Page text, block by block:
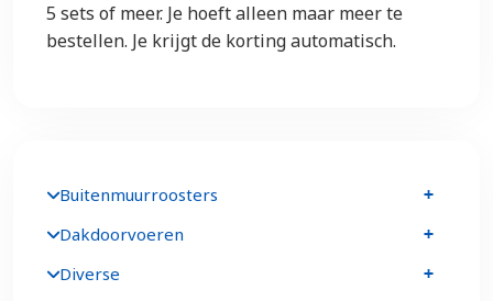
5 sets of meer. Je hoeft alleen maar meer te
bestellen. Je krijgt de korting automatisch.
Buitenmuurroosters
Dakdoorvoeren
Diverse